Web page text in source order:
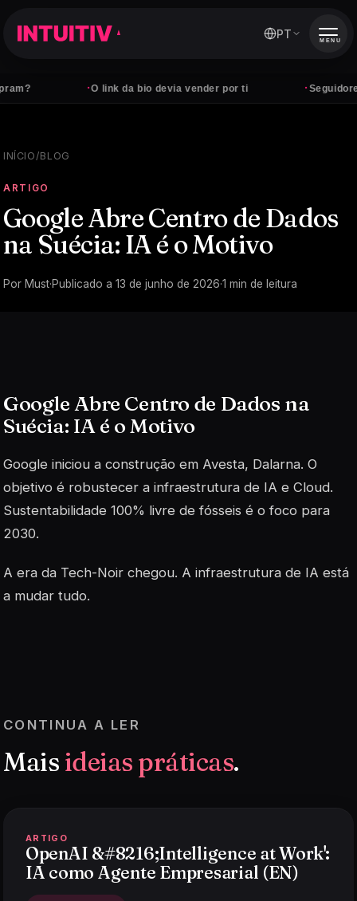
O link da bio devia vender por ti
PT MENU
INÍCIO/BLOG
ARTIGO
Google Abre Centro de Dados
na Suécia: IA é o Motivo
Por Must·Publicado a 13 de junho de 2026·1 min de leitura
Google Abre Centro de Dados na
Suécia: IA é o Motivo
Google iniciou a construção em Avesta, Dalarna. O
objetivo é robustecer a infraestrutura de IA e Cloud.
Sustentabilidade 100% livre de fósseis é o foco para
2030.
A era da Tech-Noir chegou. A infraestrutura de IA está
a mudar tudo.
CONTINUA A LER
Mais ideias práticas.
ARTIGO
OpenAI &#8216;Intelligence at Work':
IA como Agente Empresarial (EN)